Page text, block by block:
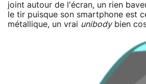
joint autour de l'écran, un rien
le tir puisque son smartphone est
métallique, un vrai unibodybien